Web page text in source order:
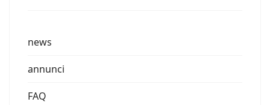
news
annunci
FAQ